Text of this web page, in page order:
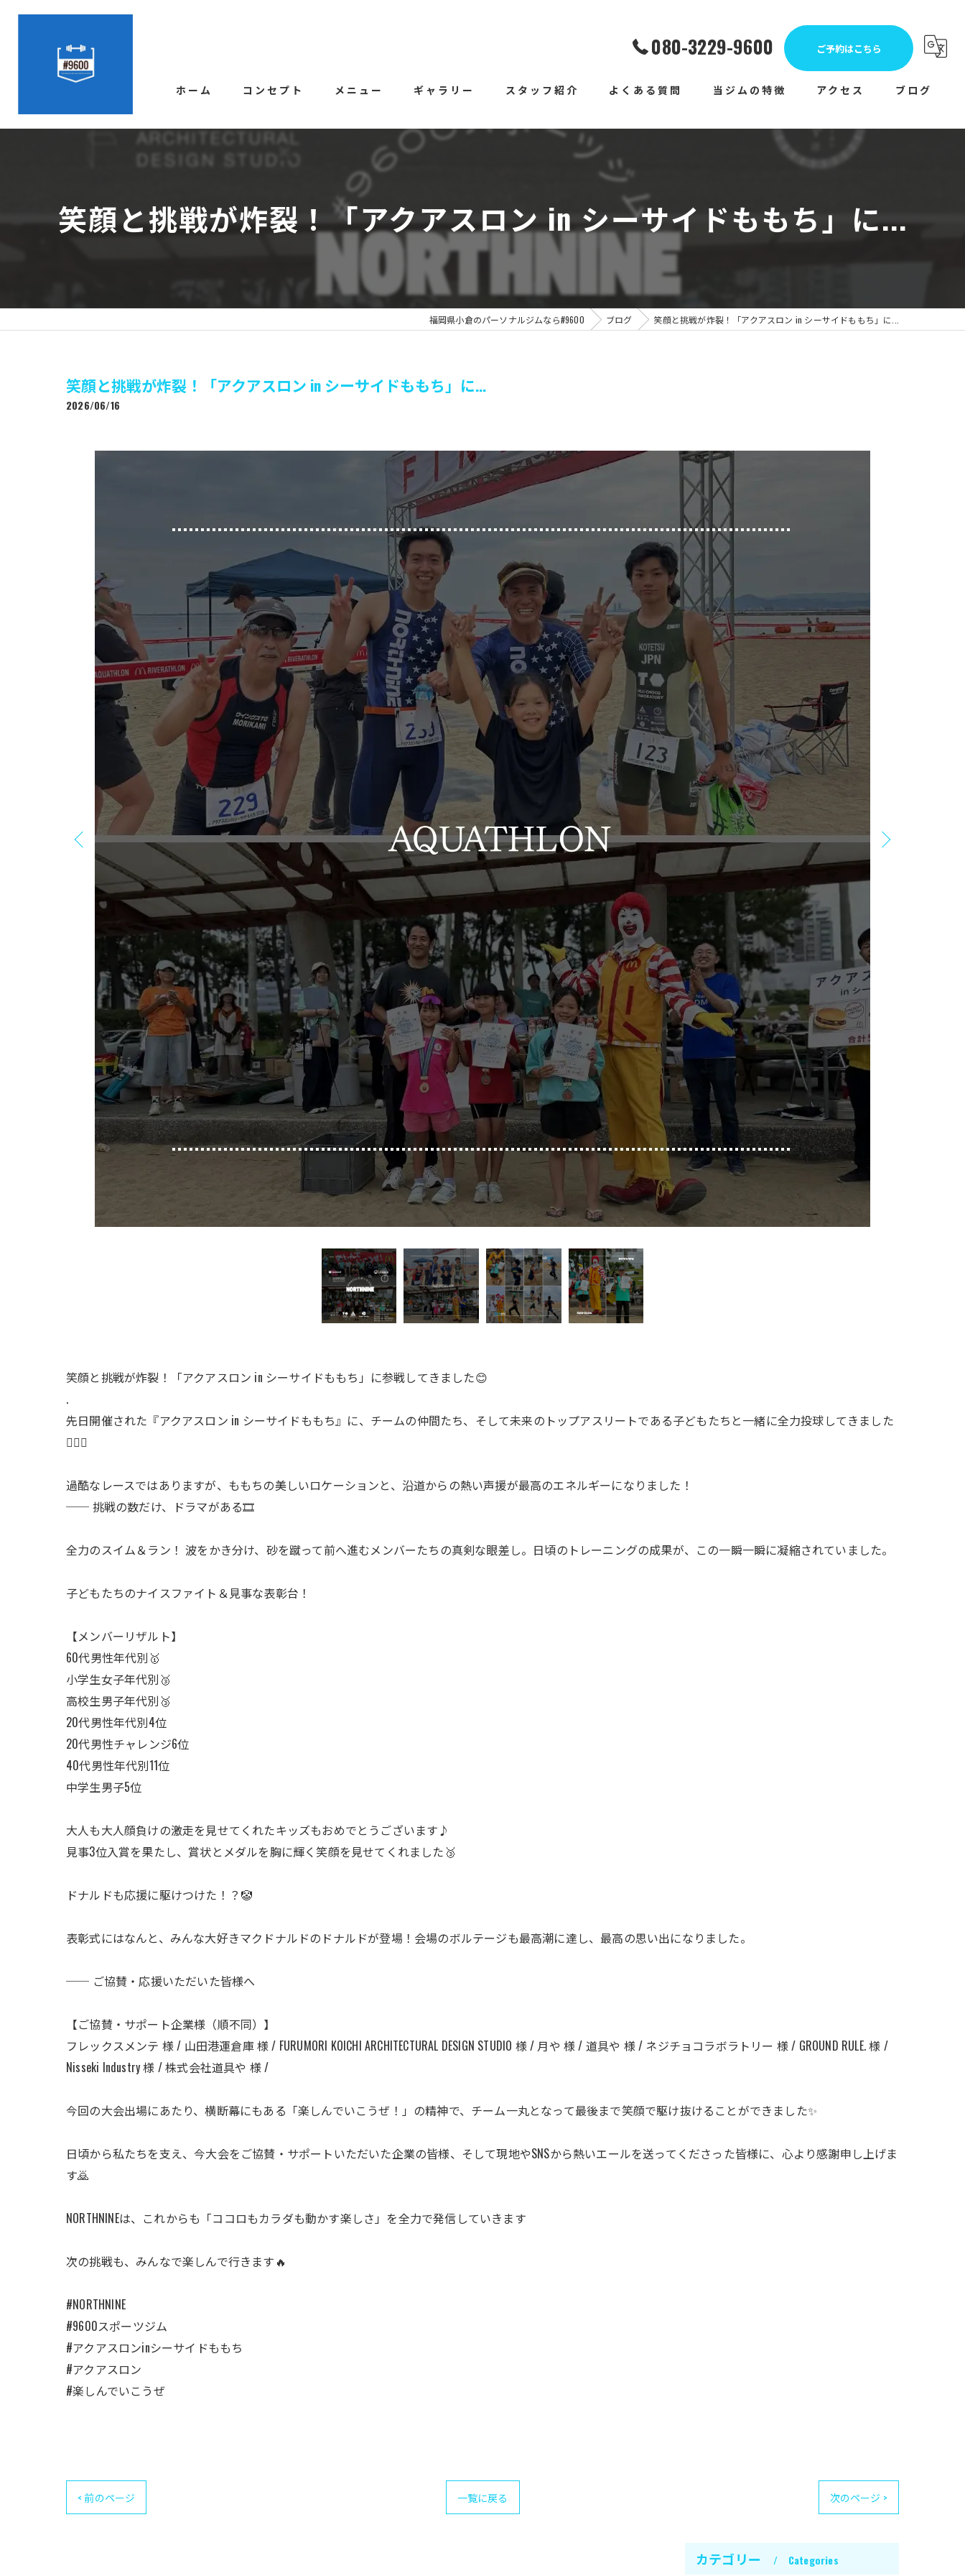
080-3229-9600 ご予約はこちら
ホーム コンセプト メニュー ギャラリー スタッフ紹介 よくある質問 当ジムの特徴
ランニング
アクセス ブログ
笑顔と挑戦が炸裂！「アクアスロン in シーサイドももち」に...
福岡県小倉のパーソナルジムなら#9600 ブログ 笑顔と挑戦が炸裂！「アクアスロン in シーサイドももち」に...
笑顔と挑戦が炸裂！「アクアスロン in シーサイドももち」に...
2026/06/16
笑顔と挑戦が炸裂！「アクアスロン in シーサイドももち」に参戦してきました😊
.
先日開催された『アクアスロン in シーサイドももち』に、チームの仲間たち、そして未来のトップアスリートである子どもたちと一緒に全力投球してきました
🏊‍♂️🏃
過酷なレースではありますが、ももちの美しいロケーションと、沿道からの熱い声援が最高のエネルギーになりました！
── 挑戦の数だけ、ドラマがある🎞️
全力のスイム＆ラン！ 波をかき分け、砂を蹴って前へ進むメンバーたちの真剣な眼差し。日頃のトレーニングの成果が、この一瞬一瞬に凝縮されていました。
子どもたちのナイスファイト＆見事な表彰台！
【メンバーリザルト】
60代男性年代別🥇
小学生女子年代別🥉
高校生男子年代別🥉
20代男性年代別4位
20代男性チャレンジ6位
40代男性年代別11位
中学生男子5位
大人も大人顔負けの激走を見せてくれたキッズもおめでとうございます♪
見事3位入賞を果たし、賞状とメダルを胸に輝く笑顔を見せてくれました🥉
ドナルドも応援に駆けつけた！？🤡
表彰式にはなんと、みんな大好きマクドナルドのドナルドが登場！会場のボルテージも最高潮に達し、最高の思い出になりました。
── ご協賛・応援いただいた皆様へ
【ご協賛・サポート企業様（順不同）】
フレックスメンテ 様 / 山田港運倉庫 様 / FURUMORI KOICHI ARCHITECTURAL DESIGN STUDIO 様 / 月や 様 / 道具や 様 / ネジチョコラボラトリー 様 / GROUND RULE. 様 /
Nisseki Industry 様 / 株式会社道具や 様 /
今回の大会出場にあたり、横断幕にもある「楽しんでいこうぜ！」の精神で、チーム一丸となって最後まで笑顔で駆け抜けることができました✨
日頃から私たちを支え、今大会をご協賛・サポートいただいた企業の皆様、そして現地やSNSから熱いエールを送ってくださった皆様に、心より感謝申し上げま
す🙇
NORTHNINEは、これからも「ココロもカラダも動かす楽しさ」を全力で発信していきます
次の挑戦も、みんなで楽しんで行きます🔥
#NORTHNINE
#9600スポーツジム
#アクアスロンinシーサイドももち
#アクアスロン
#楽しんでいこうぜ
< 前のページ 一覧に戻る 次のページ >
カテゴリー Categories